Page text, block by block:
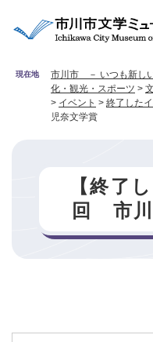
現在地 市川市 － いつも新し
化・観光・スポーツ >
> イベント > 終了した
児奈文学賞
【終了
回 市川